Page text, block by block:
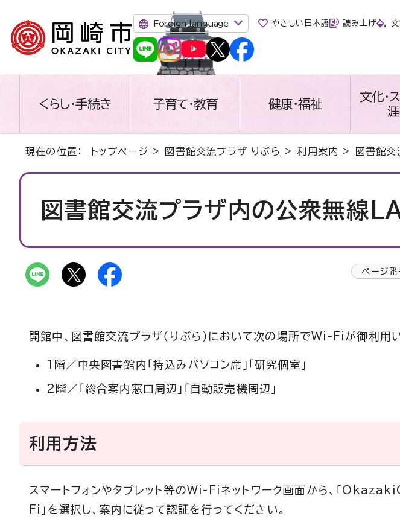
Foreign language やさしい日本語 読み上げ
くらし・手続き 子育て・教育 健康・福祉
文化・
現在の位置： トップページ > 図書館交流プラザ りぶら > 利用案内 > 図書館交
図書館交流プラザ内の公衆無線
ページ番
開館中、図書館交流プラザ（りぶら）において次の場所でWi-Fiが御利用い
1階／中央図書館内「持込みパソコン席」「研究個室」
2階／「総合案内窓口周辺」「自動販売機周辺」
利用方法
スマートフォンやタブレット等のWi-Fiネットワーク画面から、「
Fi」を選択し、案内に従って認証を行ってください。